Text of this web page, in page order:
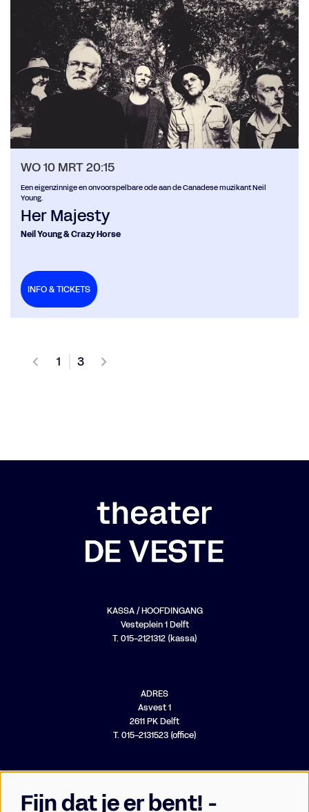
Her Majesty
Neil Young & Crazy Horse
Een eigenzinnige en onvoorspelbare ode aan de Canadese muzikant Neil
Young.
WO 10 MRT20:15
INFO & TICKETS
1 3
KASSA / HOOFDINGANG
Vesteplein 1 Delft
T. 015-2121312 (kassa)
ADRES
Asvest 1
2611 PK Delft
T. 015-2131523 (office)
Fijn dat je er bent! -